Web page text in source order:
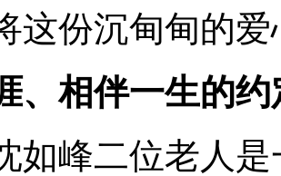
这份沉甸甸的
、相伴一生的约
如峰二位老人